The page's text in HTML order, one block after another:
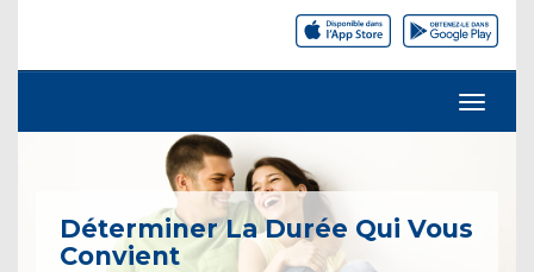
Déterminer La Durée Qui Vous
Convient